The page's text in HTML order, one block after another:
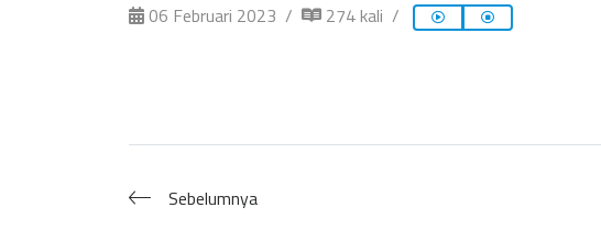
06 Februari 2023 274 kali
Sebelumnya